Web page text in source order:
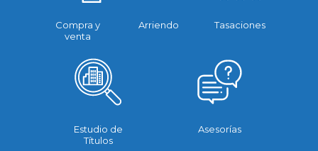
Compra y
venta
Arriendo Tasaciones
Estudio de
Títulos
Asesorías